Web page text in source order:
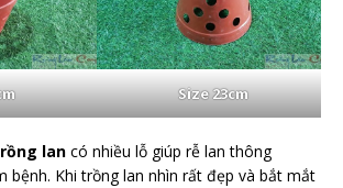
Size 23cm
lan có nhiều lỗ giúp rễ lan thông
bệnh. Khi trồng lan nhìn rất đẹp và bắt mắt